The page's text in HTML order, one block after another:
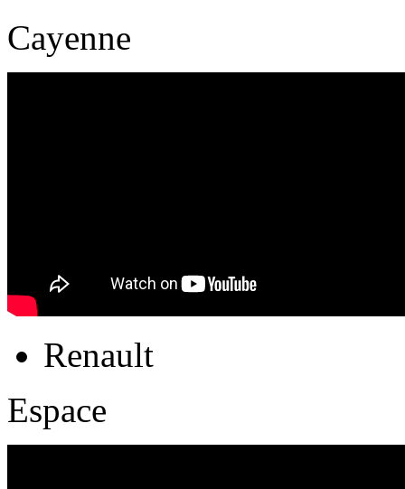
Cayenne
Renault
Espace